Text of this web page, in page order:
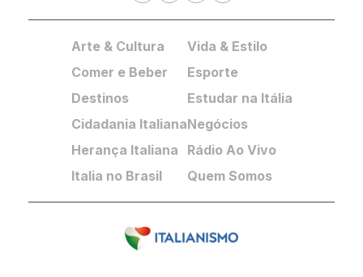
Arte & Cultura
Comer e Beber
Destinos
Cidadania Italiana
Herança Italiana
Italia no Brasil
Vida & Estilo
Esporte
Estudar na Itália
Negócios
Rádio Ao Vivo
Quem Somos